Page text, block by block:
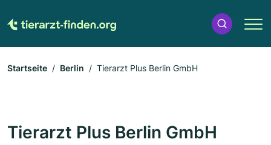
Startseite Berlin Tierarzt Plus Berlin GmbH
Tierarzt Plus Berlin GmbH